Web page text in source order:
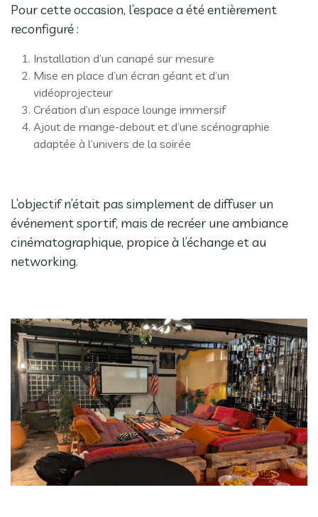
Pour cette occasion, l’espace a été entièrement
reconfiguré :
Installation d’un canapé sur mesure
Mise en place d’un écran géant et d’un
vidéoprojecteur
Création d’un espace lounge immersif
Ajout de mange-debout et d’une scénographie
adaptée à l’univers de la soirée
L’objectif n’était pas simplement de diffuser un
événement sportif, mais de recréer une ambiance
cinématographique, propice à l’échange et au
networking.